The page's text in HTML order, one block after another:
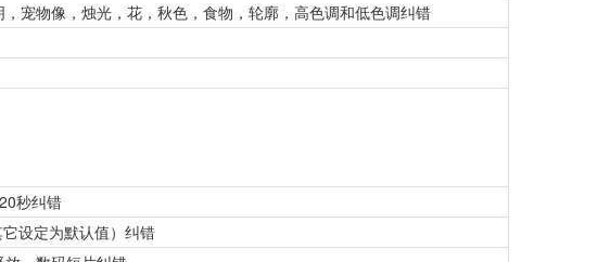
宠物像，烛光，花，秋色，食物，轮廓，高色调和低色调纠错
秒纠错
设定为默认值）纠错